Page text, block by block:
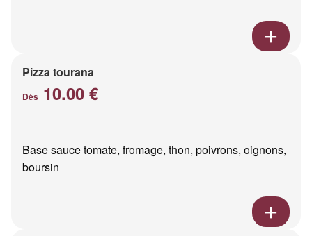
Pizza tourana
Dès 10.00 €
Base sauce tomate, fromage, thon, poivrons, oignons,
boursin